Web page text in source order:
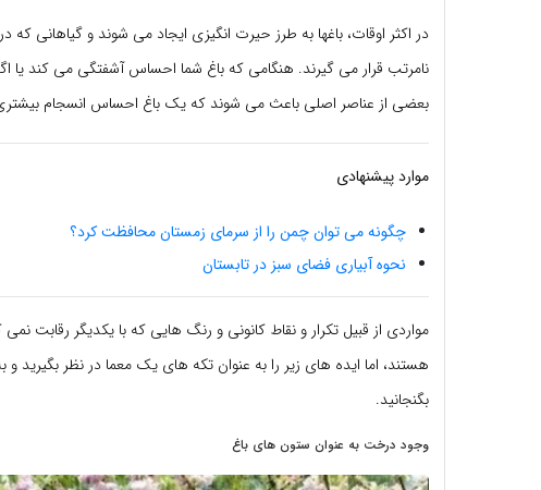
در اکثر اوقات، باغها به طرز حیرت انگیزی ایجاد می شوند و
نامرتب قرار می گیرند. هنگامی که باغ شما احساس آشفتگی می کند یا
بعضی از عناصر اصلی باعث می شوند که یک باغ احساس انسجام
موارد پیشنهادی
چگونه می توان چمن را از سرمای زمستان محافظت کرد؟
نحوه آبیاری فضای سبز در تابستان
مواردی از قبیل تکرار و نقاط کانونی و رنگ هایی که با یکدیگر رقابت
هستند، اما ایده های زیر را به عنوان تکه های یک معما در نظر بگیرید و
بگنجانید.
وجود درخت به عنوان ستون های باغ